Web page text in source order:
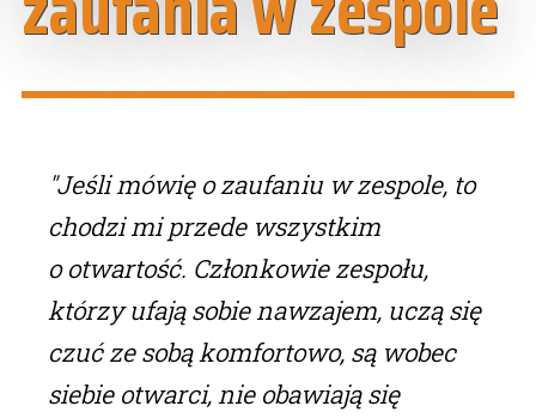
"Jeśli mówię o zaufaniu w zespole, to
chodzi mi przede wszystkim
o otwartość. Członkowie zespołu,
którzy ufają sobie nawzajem, uczą się
czuć ze sobą komfortowo, są wobec
siebie otwarci, nie obawiają się